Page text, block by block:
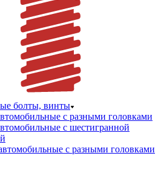
болты, винты
с разными головками
с шестигранной
с разными головками